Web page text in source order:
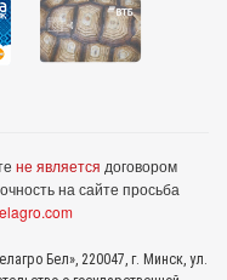
не является договором
на сайте просьба
Бел», 220047, г. Минск, ул.